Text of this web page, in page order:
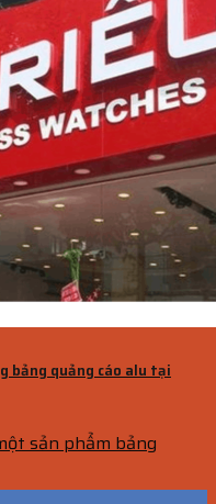
bảng quảng cáo alu tại
sản phẩm bảng